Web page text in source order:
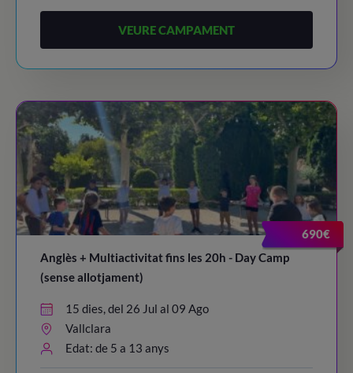
VEURE CAMPAMENT
690€
Anglès + Multiactivitat fins les 20h - Day Camp
(sense allotjament)
15 dies, del 26 Jul al 09 Ago
Vallclara
Edat: de 5 a 13 anys